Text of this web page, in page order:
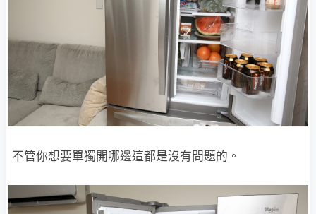
不管你想要單獨開哪邊這都是沒有問題的。